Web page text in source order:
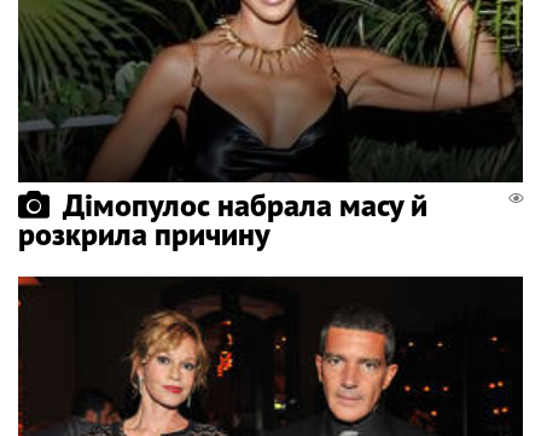
Дімопулос набрала масу й
розкрила причину